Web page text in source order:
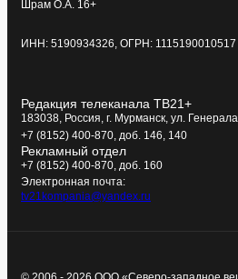
Шрам О.А. 16+
ИНН: 5190934326, ОГРН: 1115190010517
Редакция телеканала ТВ21+
183038, Россия, г. Мурманск, ул.
+7 (8152) 400-870, доб. 146, 140
Рекламный отдел
+7 (8152) 400-870, доб. 160
Электронная почта:
tv21kompania@yandex.ru